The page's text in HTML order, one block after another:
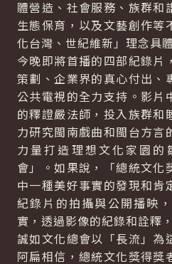
體營造、社會服務、族群和
生態保育，以及文藝創作等
化台灣、世紀維新」理念具
今晚即將首播的四部紀錄片
策劃、企業界的真心付出、
公共電視的全力支持。影片
的釋證嚴法師，投入族群和
力研究閩南戲曲和閩台方言
力量打造理想文化家園
會」。如果說，「總統文化
中一種美好事實的發現和肯
紀錄片的拍攝與公開播映
實，透過影像的紀錄和詮釋
誠如文化總會以「長流」為
阿扁相信，總統文化獎得獎